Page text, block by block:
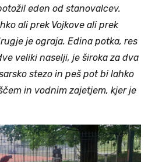
eden od stanovalcev.
ali prek Vojkove ali prek
je ograja. Edina potka, res
veliki naselji, je široka za dva
stezo in peš pot bi lahko
in vodnim zajetjem, kjer je